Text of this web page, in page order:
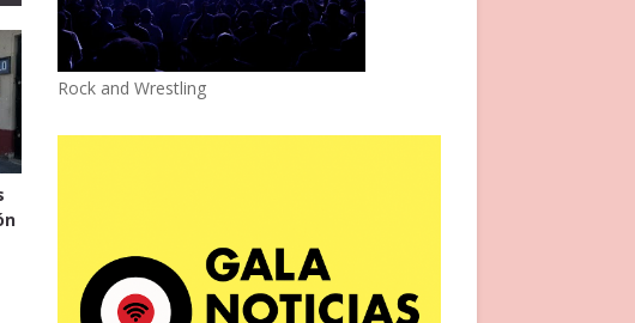
Rock and Wrestling